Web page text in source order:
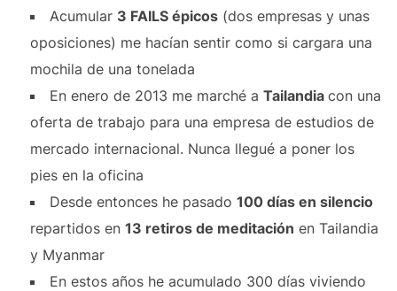
Acumular 3 FAILS épicos(dos empresas y unas
oposiciones) me hacían sentir como si cargara una
mochila de una tonelada
En enero de 2013 me marché a Tailandia con una
oferta de trabajo para una empresa de estudios de
mercado internacional. Nunca llegué a poner los
pies en la oficina
Desde entonces he pasado 100 días en silencio
repartidos en 13 retiros de meditación en Tailandia
y Myanmar
En estos años he acumulado 300 días viviendo